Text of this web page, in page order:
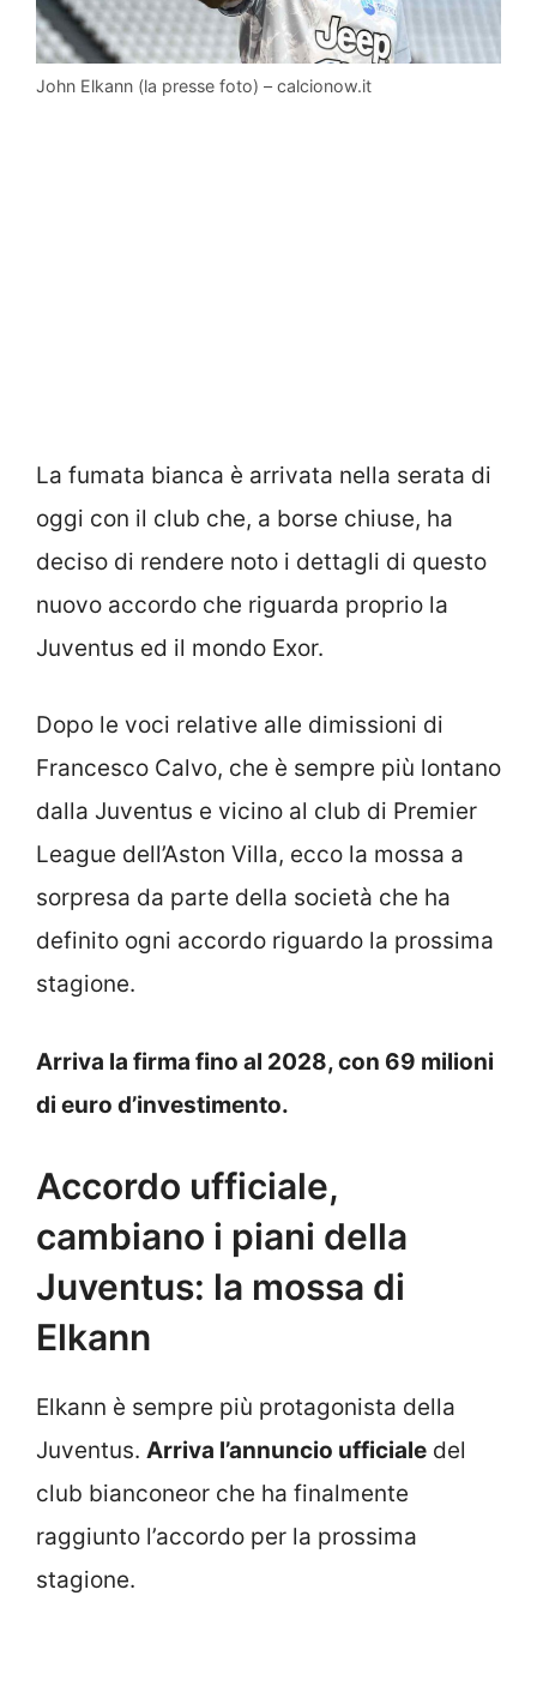
John Elkann (la presse foto) – calcionow.it
La fumata bianca è arrivata nella serata di
oggi con il club che, a borse chiuse, ha
deciso di rendere noto i dettagli di questo
nuovo accordo che riguarda proprio la
Juventus ed il mondo Exor.
Dopo le voci relative alle dimissioni di
Francesco Calvo, che è sempre più lontano
dalla Juventus e vicino al club di Premier
League dell’Aston Villa, ecco la mossa a
sorpresa da parte della società che ha
definito ogni accordo riguardo la prossima
stagione.
Arriva la firma fino al 2028, con 69 milioni
di euro d’investimento.
Accordo ufficiale,
cambiano i piani della
Juventus: la mossa di
Elkann
Elkann è sempre più protagonista della
Juventus. Arriva l’annuncio ufficiale del
club bianconeor che ha finalmente
raggiunto l’accordo per la prossima
stagione.